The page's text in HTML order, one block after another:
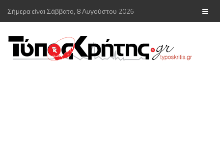
Σήμερα είναι Σάββατο, 8 Αυγούστου 2026